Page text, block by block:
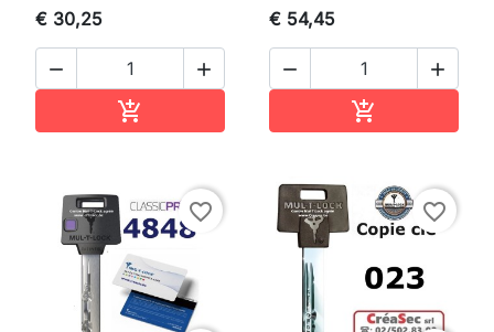
€ 30,25
 

€ 54,45
 

favorite_border favorite_border